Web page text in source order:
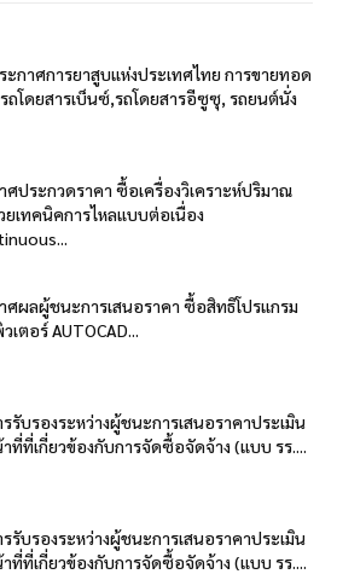
กาศการยาสูบแห่งประเทศไทย การขายทอด
ถโดยสารเบ็นซ์,รถโดยสารอีซูซุ, รถยนต์นั่ง
ศประกวดราคา ซื้อเครื่องวิเคราะห์ปริมาณ
ยเทคนิคการไหลแบบต่อเนื่อง
ศผลผู้ชนะการเสนอราคา ซื้อสิทธิโปรแกรม
เตอร์ AUTOCAD...
รรับรองระหว่างผู้ชนะการเสนอราคาประเมิน
าที่ที่เกี่ยวข้องกับการจัดซื้อจัดจ้าง (แบบ รร....
รรับรองระหว่างผู้ชนะการเสนอราคาประเมิน
าที่ที่เกี่ยวข้องกับการจัดซื้อจัดจ้าง (แบบ รร....